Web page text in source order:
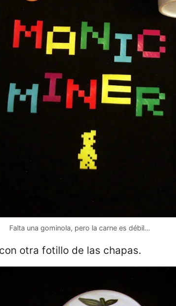
Falta una gominola, pero la carne es débil…
otra fotillo de las chapas.